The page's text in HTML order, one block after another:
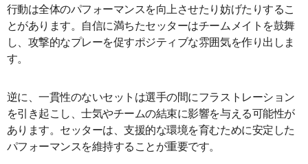
行動は全体のパフォーマンスを向上させたり妨げたりするこ
とがあります。自信に満ちたセッターはチームメイトを鼓舞
し、攻撃的なプレーを促すポジティブな雰囲気を作り出しま
す。
逆に、一貫性のないセットは選手の間にフラストレーション
を引き起こし、士気やチームの結束に影響を与える可能性が
あります。セッターは、支援的な環境を育むために安定した
パフォーマンスを維持することが重要です。